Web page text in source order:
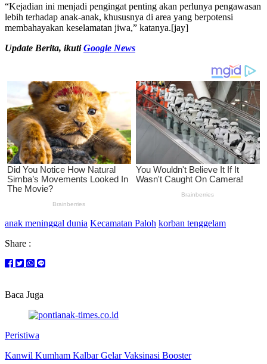
“Kejadian ini menjadi pengingat penting akan perlunya pengawasan
lebih terhadap anak-anak, khususnya di area yang berpotensi
membahayakan keselamatan jiwa,” katanya.[jay]
Update Berita, ikutiGoogle News
anak meninggal dunia Kecamatan Paloh korban tenggelam
Share :
Baca Juga
Peristiwa
Kanwil Kumham Kalbar Gelar Vaksinasi Booster